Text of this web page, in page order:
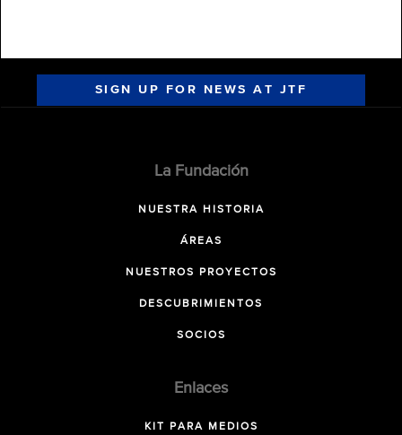
SIGN UP FOR NEWS AT JTF
La Fundación
NUESTRA HISTORIA
ÁREAS
NUESTROS PROYECTOS
DESCUBRIMIENTOS
SOCIOS
Enlaces
KIT PARA MEDIOS